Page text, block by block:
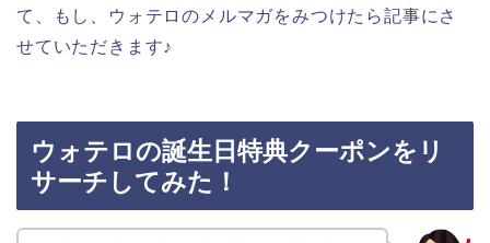
て、もし、ウォテロのメルマガをみつけたら記事にさ
せていただきます♪
ウォテロの誕生日特典クーポンをリ
サーチしてみた！